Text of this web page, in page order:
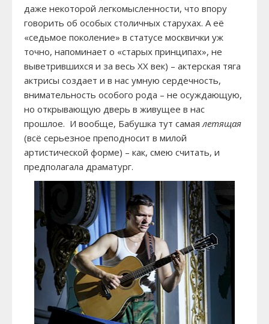
даже некоторой легкомысленности, что впору
говорить об особых столичных старухах. А её
«седьмое поколение» в статусе москвички уж
точно, напоминает о «старых принципах», не
выветрившихся и за весь XX век) – актерская тяга
актрисы создает и в нас умную сердечность,
внимательность особого рода – не осуждающую,
но открывающую дверь в живущее в нас
прошлое. И вообще, Бабушка тут самаялетящая
(всё серьезное преподносит в милой
артистической форме) – как, смею считать, и
предполагала драматург.